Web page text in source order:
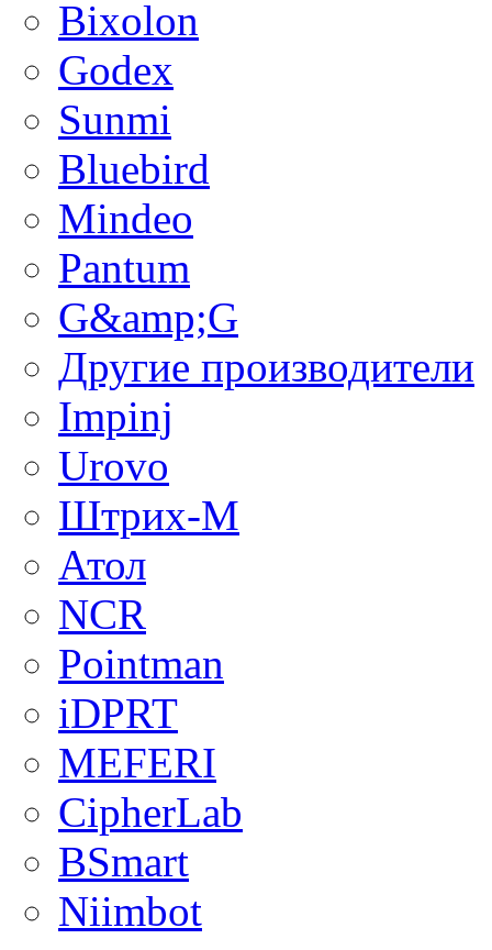
Bixolon
Godex
Sunmi
Bluebird
Mindeo
Pantum
G&amp;G
Другие производители
Impinj
Urovo
Штрих-М
Атол
NCR
Pointman
iDPRT
MEFERI
CipherLab
BSmart
Niimbot